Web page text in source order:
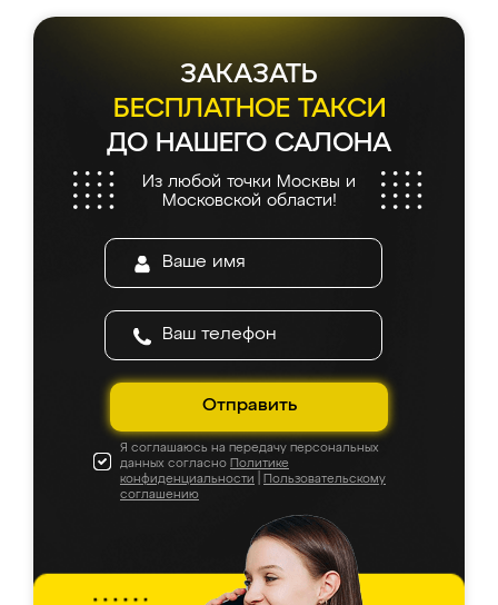
ЗАКАЗАТЬ
БЕСПЛАТНОЕ ТАКСИ
ДО НАШЕГО САЛОНА
Из любой точки Москвы и
Московской области!
Отправить
Я соглашаюсь на передачу персональных
данных согласно Политике
конфиденциальности
Пользовательскому
соглашению